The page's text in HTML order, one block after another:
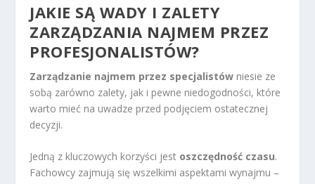
JAKIE SĄ WADY I ZALETY
ZARZĄDZANIA NAJMEM PRZEZ
PROFESJONALISTÓW?
Zarządzanie najmem przez specjalistów niesie ze
sobą zarówno zalety, jak i pewne niedogodności, które
warto mieć na uwadze przed podjęciem ostatecznej
decyzji.
Jedną z kluczowych korzyści jest oszczędność czasu.
Fachowcy zajmują się wszelkimi aspektami wynajmu –